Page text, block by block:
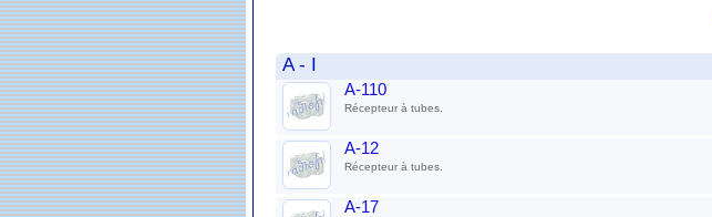
A - I
A-110
Récepteur à tubes.
A-12
Récepteur à tubes.
A-17